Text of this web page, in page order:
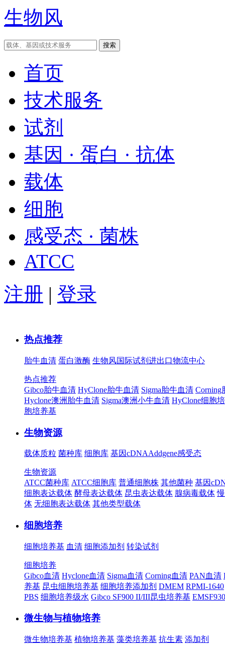
生物风
首页
技术服务
试剂
基因 · 蛋白 · 抗体
载体
细胞
感受态 · 菌株
ATCC
注册 | 登录
热点推荐
胎牛血清 蛋白激酶 生物风国际试剂进出口物流中心
热点推荐
Gibco胎牛血清 HyClone胎牛血清 Sigma胎牛血清 Corning
Hyclone澳洲胎牛血清 Sigma澳洲小牛血清 HyClone细胞
胞培养基
生物资源
载体质粒 菌种库 细胞库 基因cDNAAddgene感受态
生物资源
ATCC菌种库 ATCC细胞库 普通细胞株 其他菌种 基因
细胞表达载体 酵母表达载体 昆虫表达载体 腺病毒载体
体 无细胞表达载体 其他类型载体
细胞培养
细胞培养基 血清 细胞添加剂 转染试剂
细胞培养
Gibco血清 Hyclone血清 Sigma血清 Corning血清 PAN血清
养基 昆虫细胞培养基 细胞培养添加剂 DMEM RPMI-1640
PBS 细胞培养级水 Gibco SF900 II/III昆虫培养基
微生物与植物培养
微生物培养基 植物培养基 藻类培养基 抗生素 添加剂